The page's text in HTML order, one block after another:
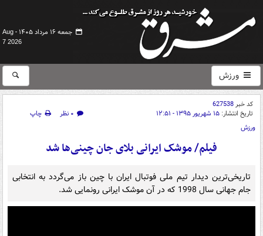
جمعه ۱۶ مرداد ۱۴۰۵ -
Aug
7 2026
ورزش
کد خبر627538
تاریخ انتشار: ۱۵ شهریور ۱۳۹۵ - ۱۲:۵۱ ۰ نظر
چاپ
ورزش
فیلم/ موشک ایرانی بلای جان چینی‌ها شد
تاریخی‌ترین دیدار تیم ملی فوتبال ایران با چین باز می‌گردد به انتخابی
جام جهانی سال 1998 که در آن موشک ایرانی رونمایی شد.